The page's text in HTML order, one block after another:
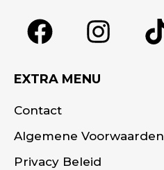
EXTRA MENU
Contact
Algemene Voorwaarden
Privacy Beleid